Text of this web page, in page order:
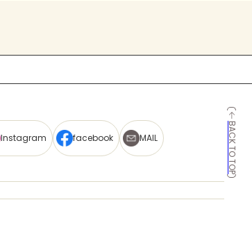
BACK TO TOP
Instagram facebook MAIL